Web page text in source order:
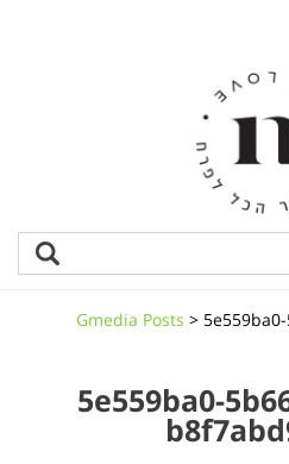
Gmedia Posts >
5e559ba0-